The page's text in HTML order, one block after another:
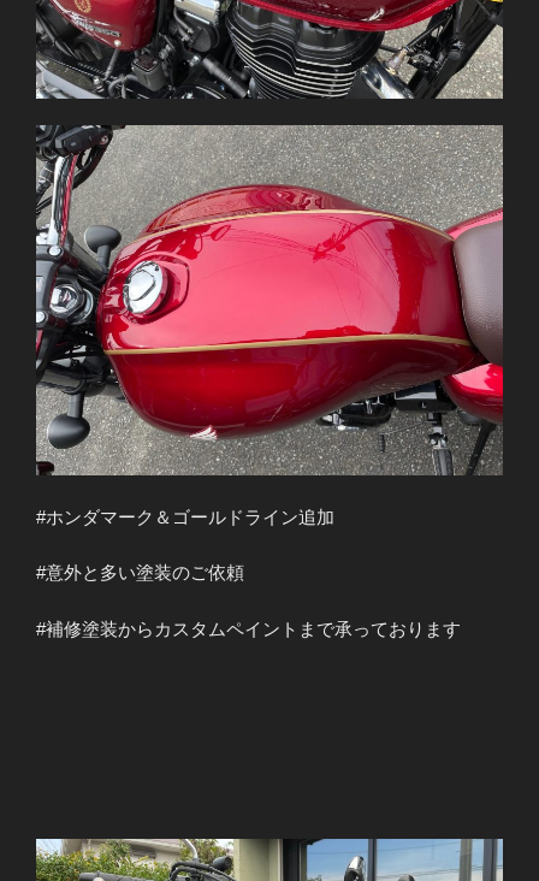
#ホンダマーク＆ゴールドライン追加
#意外と多い塗装のご依頼
#補修塗装からカスタムペイントまで承っております